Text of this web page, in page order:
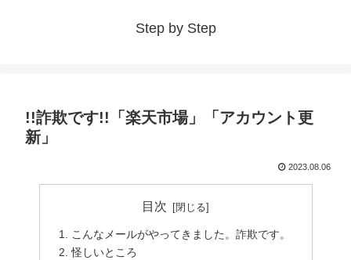
Step by Step
!!詐欺です!!「楽天市場」「アカウント更
新」
2023.08.06
目次
こんなメールがやってきました。詐欺です。
怪しいところ